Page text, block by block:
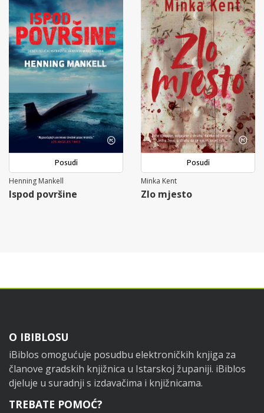
Posudi
Henning Mankell
Ispod površine
Posudi
Minka Kent
Zlo mjesto
Footer
O IBIBLOSU
iBiblos omogućuje posudbu elektroničkih knjiga za
članove gradskih knjižnica u Istarskoj županiji. iBiblos
djeluje u suradnji s izdavačima i knjižnicama.
TREBATE POMOĆ?